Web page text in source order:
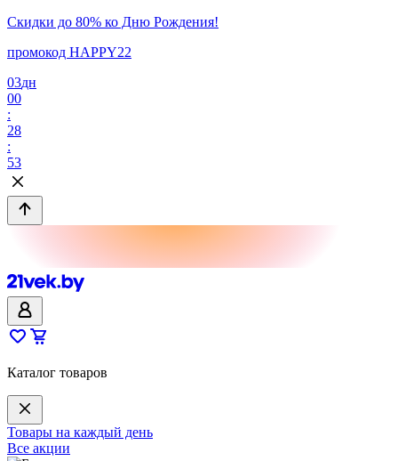
Скидки до 80% ко Дню Рождения!
промокод HAPPY22
03дн
00
:
28
:
53
Каталог товаров
Товары на каждый день
Все акции